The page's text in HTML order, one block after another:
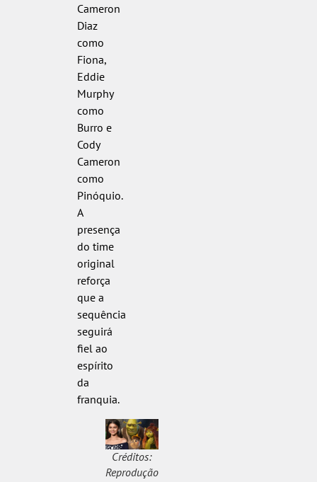
Cameron
Diaz
como
Fiona,
Eddie
Murphy
como
Burro e
Cody
Cameron
como
Pinóquio.
A
presença
do time
original
reforça
que a
sequência
seguirá
fiel ao
espírito
da
franquia.
Créditos:
Reprodução